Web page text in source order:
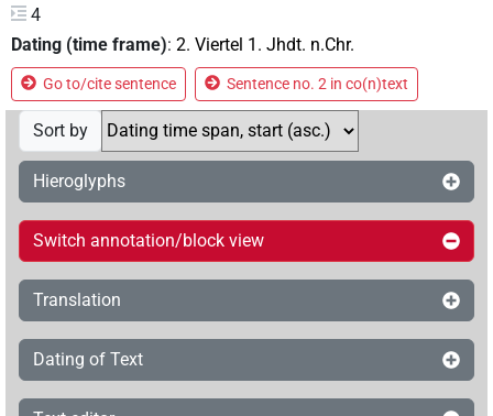
4
Dating (time frame): 2. Viertel 1. Jhdt. n.Chr.
Go to/cite sentence Sentence no. 2 in co(n)text
Sort by
Hieroglyphs
Switch annotation/block view
Translation
Dating of Text